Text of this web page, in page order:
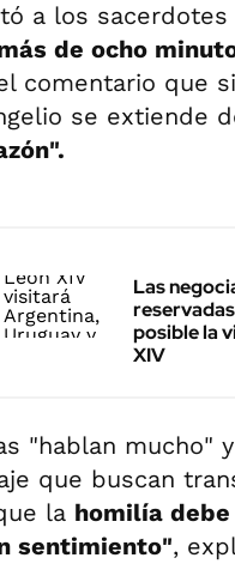
a los
de ocho
comentario que
se extiende
Las
posible la
XIV
"hablan mucho"
que buscan
la homilía
sentimiento",